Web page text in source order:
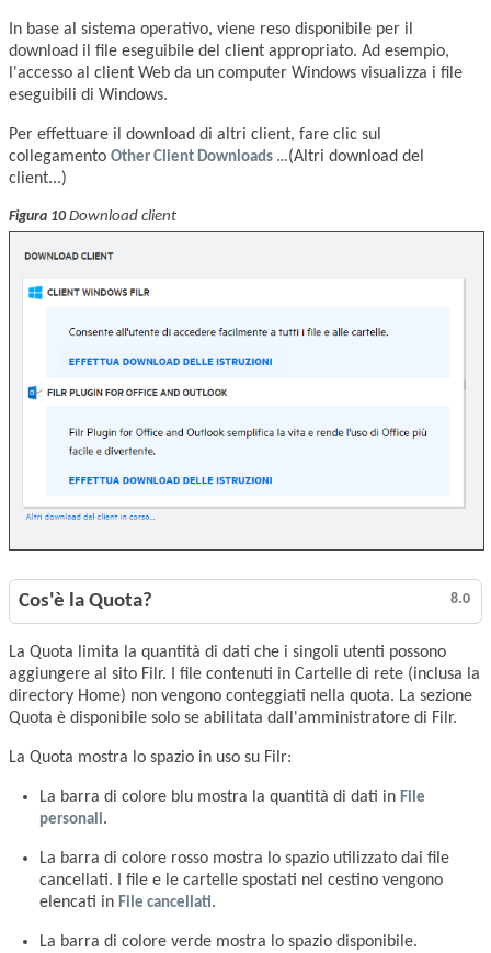
In base al sistema operativo, viene reso disponibile per il
download il file eseguibile del client appropriato. Ad esempio,
l'accesso al client Web da un computer Windows visualizza i file
eseguibili di Windows.
Per effettuare il download di altri client, fare clic sul
collegamento Other Client Downloads …(Altri download del
client...)
Figura 10Download client
8.0
Cos'è la Quota?
La Quota limita la quantità di dati che i singoli utenti possono
aggiungere al sito Filr. I file contenuti in Cartelle di rete (inclusa la
directory Home) non vengono conteggiati nella quota. La sezione
Quota è disponibile solo se abilitata dall'amministratore di Filr.
La Quota mostra lo spazio in uso su Filr:
La barra di colore blu mostra la quantità di dati in File
personali.
La barra di colore rosso mostra lo spazio utilizzato dai file
cancellati. I file e le cartelle spostati nel cestino vengono
elencati in File cancellati.
La barra di colore verde mostra lo spazio disponibile.